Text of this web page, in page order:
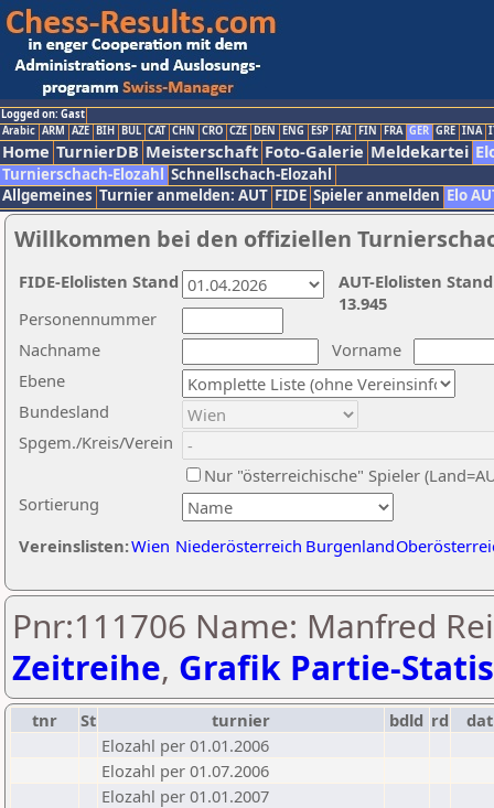
Logged on: Gast
Arabic ARM AZE BIH BUL CAT CHN CRO CZE DEN ENG ESP FAI FIN FRA GER GRE INA
Home TurnierDB Meisterschaft Foto-Galerie Meldekartei
Turnierschach-Elozahl Schnellschach-Elozahl
Allgemeines Turnier anmelden: AUT FIDE Spieler anmelden Elo
Willkommen bei den offiziellen
Nachname
Vorname
Ebene
Sortierung
Personennummer
Bundesland
Spgem./Kreis/Verein
Nur "österreichische" Spieler
Vereinslisten:Wien Niederösterreich Burgenland
AUT-Elolisten
13.945
FIDE-Elolisten Stand
Pnr:111706 Name: Manfred
Zeitreihe, Grafik Partie-
tnr St turnier bdld rd
Elozahl per 01.01.2006
Elozahl per 01.07.2006
Elozahl per 01.01.2007